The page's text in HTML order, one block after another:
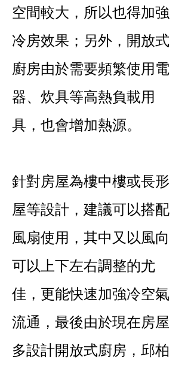
空間較大，所以也得加強
冷房效果；另外，開放式
廚房由於需要頻繁使用電
器、炊具等高熱負載用
具，也會增加熱源。
針對房屋為樓中樓或長形
屋等設計，建議可以搭配
風扇使用，其中又以風向
可以上下左右調整的尤
佳，更能快速加強冷空氣
流通，最後由於現在房屋
多設計開放式廚房，邱柏